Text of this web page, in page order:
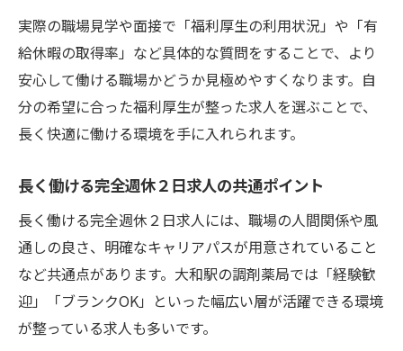
実際の職場見学や面接で「福利厚生の利用状況」や「有
給休暇の取得率」など具体的な質問をすることで、より
安心して働ける職場かどうか見極めやすくなります。自
分の希望に合った福利厚生が整った求人を選ぶことで、
長く快適に働ける環境を手に入れられます。
長く働ける完全週休２日求人の共通ポイント
長く働ける完全週休２日求人には、職場の人間関係や風
通しの良さ、明確なキャリアパスが用意されていること
など共通点があります。大和駅の調剤薬局では「経験歓
迎」「ブランクOK」といった幅広い層が活躍できる環境
が整っている求人も多いです。